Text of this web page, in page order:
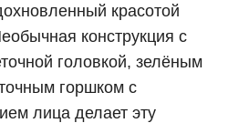
красотой
конструкция с
головкой, зелёным
горшком с
лица делает эту